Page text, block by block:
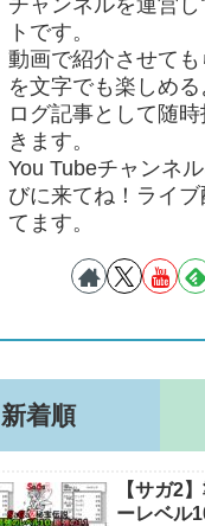
トです。
動画で紹介させて
を文字でも楽しめ
ログ記事として随
きます。
You Tubeチャンネ
びに来てね！ライ
てます。
新着順
【サガ2
ーレベル